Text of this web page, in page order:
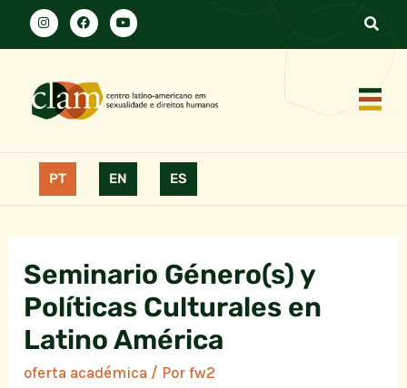
PT EN ES
Seminario Género(s) y
Políticas Culturales en
Latino América
oferta académica / Porfw2